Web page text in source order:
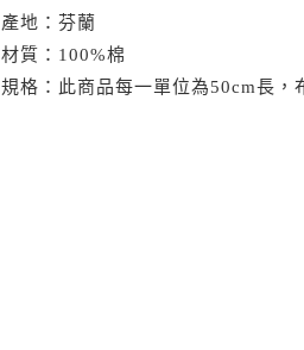
產地：芬蘭
材質：100%棉
規格：此商品每一單位為50cm長，